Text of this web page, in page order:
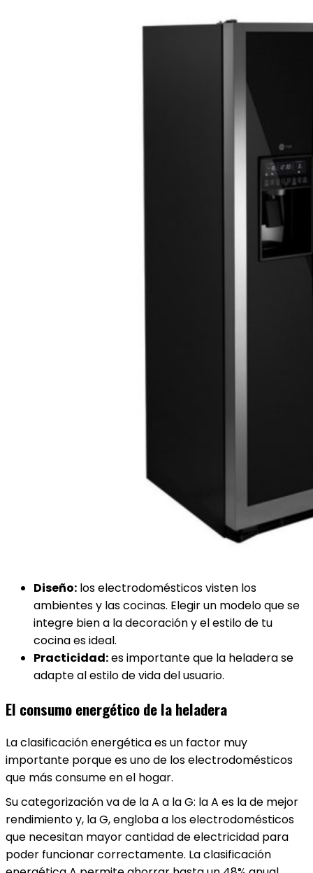
Diseño: los electrodomésticos visten los
ambientes y las cocinas. Elegir un modelo que se
integre bien a la decoración y el estilo de tu
cocina es ideal.
Practicidad:es importante que la heladera se
adapte al estilo de vida del usuario.
El consumo energético de la heladera
La clasificación energética es un factor muy
importante porque es uno de los electrodomésticos
que más consume en el hogar.
Su categorización va de la A a la G: la A es la de mejor
rendimiento y, la G, engloba a los electrodomésticos
que necesitan mayor cantidad de electricidad para
poder funcionar correctamente. La clasificación